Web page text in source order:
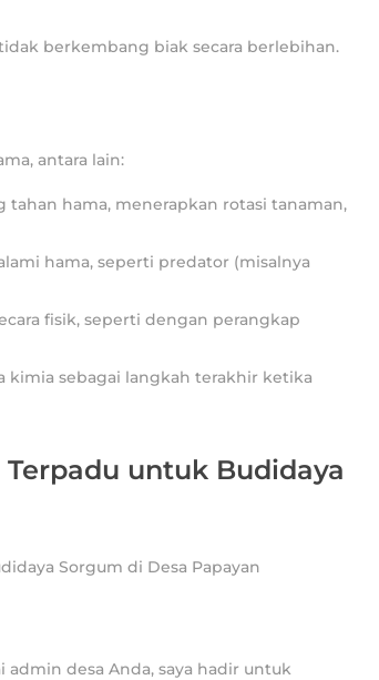
berkembang biak secara berlebihan.
antara lain:
tahan hama, menerapkan rotasi tanaman,
hama, seperti predator (misalnya
fisik, seperti dengan perangkap
kimia sebagai langkah terakhir ketika
untuk Budidaya
admin desa Anda, saya hadir untuk